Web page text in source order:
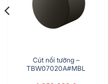
Cút nối tường –
TBW07020A#MBL